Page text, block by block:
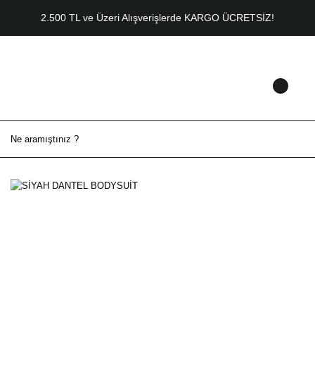
2.500 TL ve Üzeri Alışverişlerde KARGO ÜCRETSİZ!